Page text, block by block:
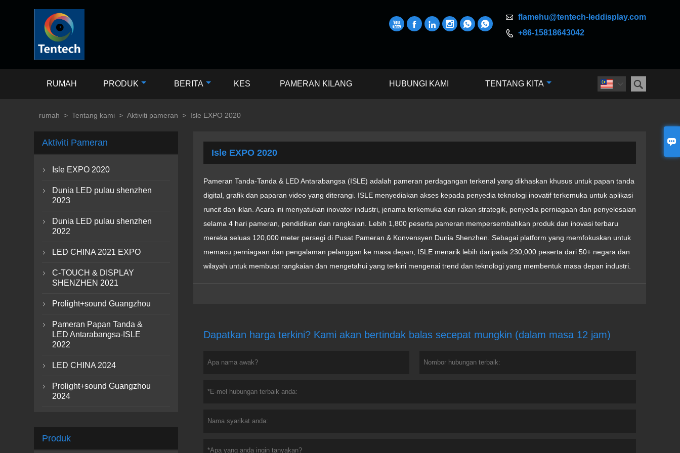

 flamehu@tentech-leddisplay.com
 +86-15818643042
     
 
RUMAH PRODUK BERITA KES PAMERAN KILANG HUBUNGI KAMI TENTANG KITA
rumah > Tentang kami > Aktiviti pameran > Isle EXPO 2020
Isle EXPO 2020
Pameran Tanda-Tanda & LED Antarabangsa (ISLE) adalah pameran perdagangan terkenal yang dikhaskan khusus untuk papan tanda
digital, grafik dan paparan video yang diterangi. ISLE menyediakan akses kepada penyedia teknologi inovatif terkemuka untuk aplikasi
runcit dan iklan. Acara ini menyatukan inovator industri, jenama terkemuka dan rakan strategik, penyedia perniagaan dan penyelesaian
selama 4 hari pameran, pendidikan dan rangkaian. Lebih 1,800 peserta pameran mempersembahkan produk dan inovasi terbaru
mereka seluas 120,000 meter persegi di Pusat Pameran & Konvensyen Dunia Shenzhen. Sebagai platform yang memfokuskan untuk
memacu perniagaan dan pengalaman pelanggan ke masa depan, ISLE menarik lebih daripada 230,000 peserta dari 50+ negara dan
wilayah untuk membuat rangkaian dan mengetahui yang terkini mengenai trend dan teknologi yang membentuk masa depan industri.
Dapatkan harga terkini? Kami akan bertindak balas secepat mungkin (dalam masa 12 jam)
Aktiviti Pameran
 Isle EXPO 2020

Dunia LED pulau shenzhen
2023

Dunia LED pulau shenzhen
2022
 LED CHINA 2021 EXPO

C-TOUCH & DISPLAY
SHENZHEN 2021
 Prolight+sound Guangzhou

Pameran Papan Tanda &
LED Antarabangsa-ISLE
2022
 LED CHINA 2024

Prolight+sound Guangzhou
2024
Produk